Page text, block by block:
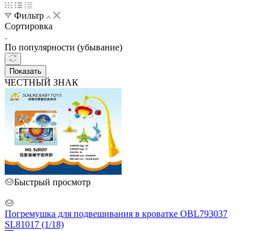
Фильтр
Сортировка
По популярности (убывание)
Показать
ЧЕСТНЫЙ ЗНАК
Быстрый просмотр
Погремушка для подвешивания в кроватке OBL793037
SL81017 (1/18)